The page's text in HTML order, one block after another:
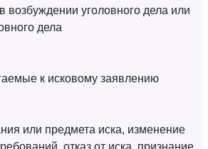
возбуждении уголовного дела или
дела
к исковому заявлению
или предмета иска, изменение
отказ от иска, признание